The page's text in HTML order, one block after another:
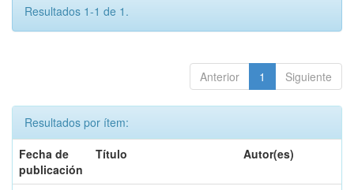
Resultados 1-1 de 1.
Anterior 1 Siguiente
Resultados por ítem:
Fecha de
publicación
Título Autor(es)